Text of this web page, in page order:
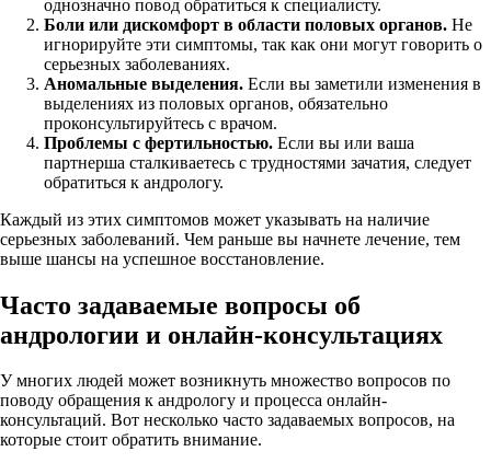
однозначно повод обратиться к специалисту.
Боли или дискомфорт в области половых органов. Не
игнорируйте эти симптомы, так как они могут говорить о
серьезных заболеваниях.
Аномальные выделения. Если вы заметили изменения в
выделениях из половых органов, обязательно
проконсультируйтесь с врачом.
Проблемы с фертильностью. Если вы или ваша
партнерша сталкиваетесь с трудностями зачатия, следует
обратиться к андрологу.
Каждый из этих симптомов может указывать на наличие
серьезных заболеваний. Чем раньше вы начнете лечение, тем
выше шансы на успешное восстановление.
Часто задаваемые вопросы об
андрологии и онлайн-консультациях
У многих людей может возникнуть множество вопросов по
поводу обращения к андрологу и процесса онлайн-
консультаций. Вот несколько часто задаваемых вопросов, на
которые стоит обратить внимание.